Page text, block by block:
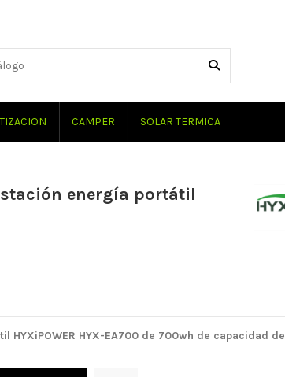
CAMPER SOLAR TERMICA
energía portátil
HYXiPOWER HYX-EA700 de 700wh de capacidad de